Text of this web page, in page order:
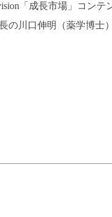
「成長市場」コンテ
の川口伸明（薬学博士